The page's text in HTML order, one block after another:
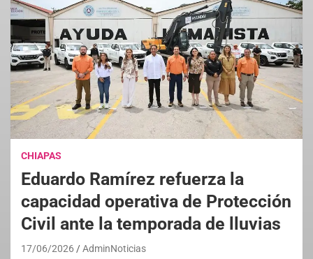
CHIAPAS
Eduardo Ramírez refuerza la
capacidad operativa de Protección
Civil ante la temporada de lluvias
17/06/2026 AdminNoticias